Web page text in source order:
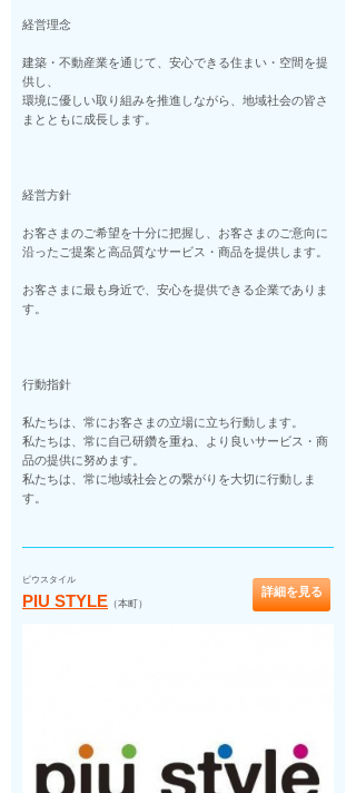
経営理念
建築・不動産業を通じて、安心できる住まい・空間を提
供し、
環境に優しい取り組みを推進しながら、地域社会の皆さ
まとともに成長します。
経営方針
お客さまのご希望を十分に把握し、お客さまのご意向に
沿ったご提案と高品質なサービス・商品を提供します。
お客さまに最も身近で、安心を提供できる企業でありま
す。
行動指針
私たちは、常にお客さまの立場に立ち行動します。
私たちは、常に自己研鑽を重ね、より良いサービス・商
品の提供に努めます。
私たちは、常に地域社会との繋がりを大切に行動しま
す。
ピウスタイル
PIU STYLE （本町）
詳細を見る